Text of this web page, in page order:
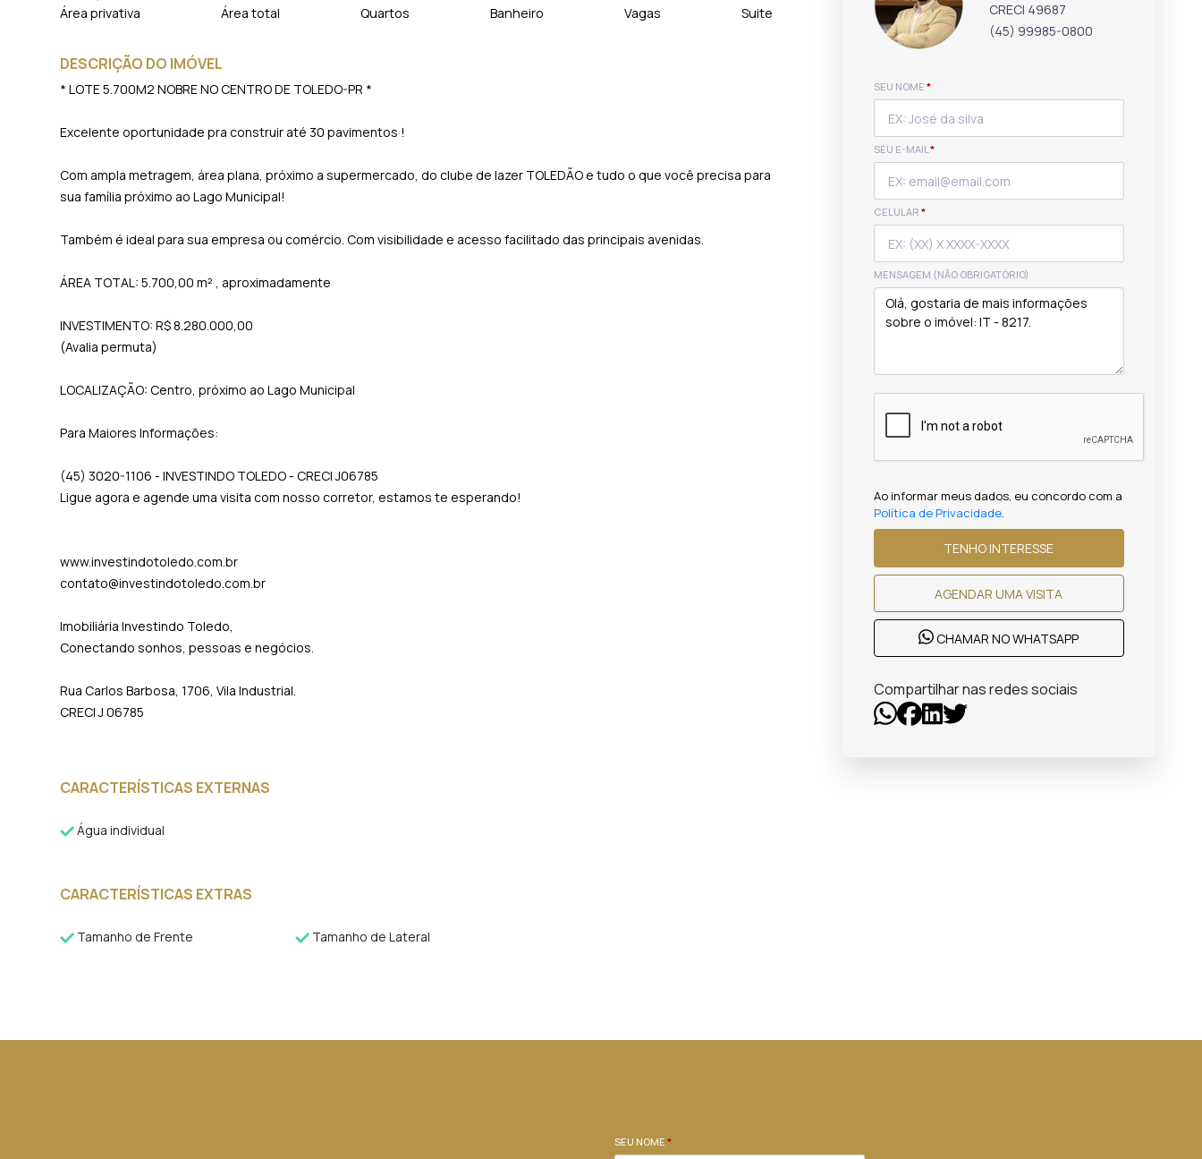
Área privativa
Área total
Quartos
Banheiro
Vagas
Suite
DESCRIÇÃO DO IMÓVEL
* LOTE 5.700M2 NOBRE NO CENTRO DE TOLEDO-PR *
Excelente oportunidade pra construir até 30 pavimentos !
Com ampla metragem, área plana, próximo a supermercado, do clube de lazer TOLEDÃO e tudo o que você precisa para
sua família próximo ao Lago Municipal!
Também é ideal para sua empresa ou comércio. Com visibilidade e acesso facilitado das principais avenidas.
ÁREA TOTAL: 5.700,00 m² , aproximadamente
INVESTIMENTO: R$ 8.280.000,00
(Avalia permuta)
LOCALIZAÇÃO: Centro, próximo ao Lago Municipal
Para Maiores Informações:
(45) 3020-1106 - INVESTINDO TOLEDO - CRECI J06785
Ligue agora e agende uma visita com nosso corretor, estamos te esperando!
www.investindotoledo.com.br
contato@investindotoledo.com.br
Imobiliária Investindo Toledo,
Conectando sonhos, pessoas e negócios.
Rua Carlos Barbosa, 1706, Vila Industrial.
CRECI J 06785
CARACTERÍSTICAS EXTERNAS
Água individual
CARACTERÍSTICAS EXTRAS
Tamanho de Frente Tamanho de Lateral
CRECI 49687
(45) 99985-0800
SEU NOME *
SEU E-MAIL*
CELULAR *
MENSAGEM (NÃO OBRIGATÓRIO)
Ao informar meus dados, eu concordo com a
Política de Privacidade.
TENHO INTERESSE
AGENDAR UMA VISITA
CHAMAR NO WHATSAPP
Compartilhar nas redes sociais
SEU NOME *